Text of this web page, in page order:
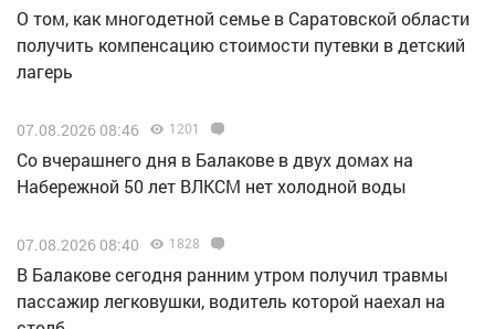
О том, как многодетной семье в Саратовской области
получить компенсацию стоимости путевки в детский
лагерь
07.08.2026 08:46 1201
Со вчерашнего дня в Балакове в двух домах на
Набережной 50 лет ВЛКСМ нет холодной воды
07.08.2026 08:40 1828
В Балакове сегодня ранним утром получил травмы
пассажир легковушки, водитель которой наехал на